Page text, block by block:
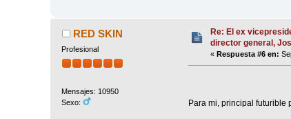
RED SKIN
Profesional
Mensajes: 10950
Sexo:
Re: El ex
director general,
«Respuesta #6 en:
Para mi, principal futurible